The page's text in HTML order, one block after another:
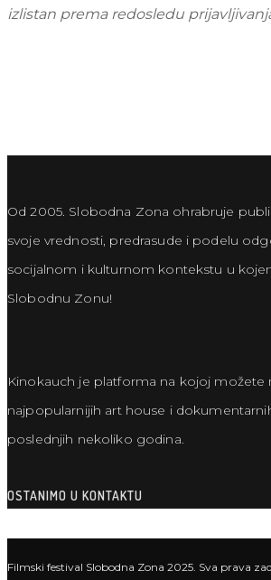
izlistan prema redosledu
Od 2005. Slobodna Zona ohrabruje
svoje vrednosti, predrasude i podelu
socijalnom i kulturnom kontekstu u
Slobodnu Zonu!
Kinokauch je platforma na kojoj možete
najpopularnijih art house i
poslednjih nekoliko godina.
OSTANIMO U KONTAKTU
Filmski festival Slobodna Zona 2025. Sva prava